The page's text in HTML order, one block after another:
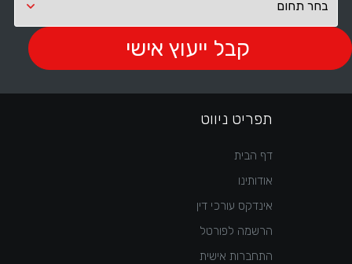
תפריט ניווט
דף הבית
אודותינו
אינדקס עורכי דין
הרשמה לפורטל
התחברות אישית